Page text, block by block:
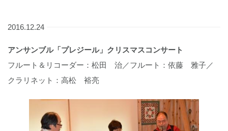
2016.12.24
アンサンブル「プレジール」クリスマスコンサート
フルート＆リコーダー：松田 治／フルート：依藤 雅子／
クラリネット：高松 裕亮